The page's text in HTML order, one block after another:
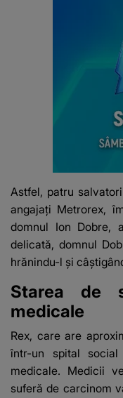
Astfel, patru
angajați Metrorex,
domnul Ion Dobre,
delicată, domnul
hrănindu-l și
Starea de
medicale
Rex, care are
într-un spital
medicale. Medicii
suferă de carcinom